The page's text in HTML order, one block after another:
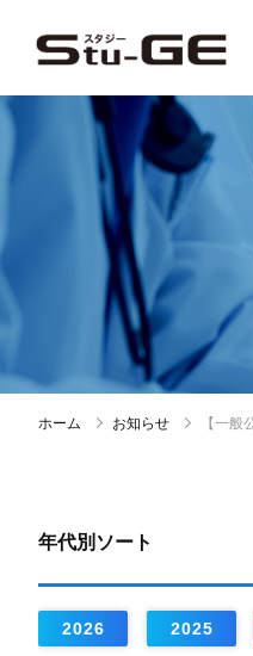
ホーム お知らせ 【一
年代別ソート
2026 2025